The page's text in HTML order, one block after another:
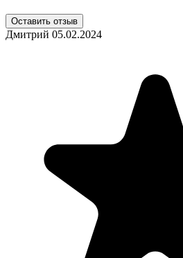
Оставить отзыв
Дмитрий 05.02.2024